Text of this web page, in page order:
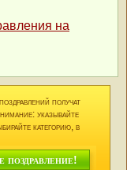
на
получат
указывайте
категорию, в
поздравление!